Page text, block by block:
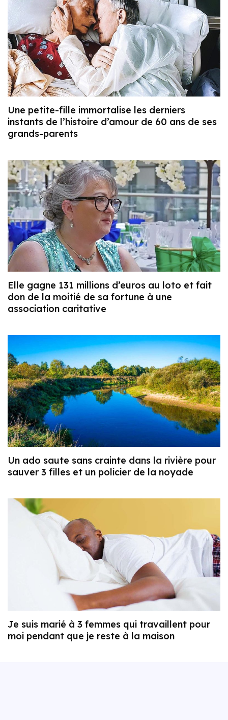
Une petite-fille immortalise les derniers
instants de l’histoire d’amour de 60 ans de ses
grands-parents
Elle gagne 131 millions d’euros au loto et fait
don de la moitié de sa fortune à une
association caritative
Un ado saute sans crainte dans la rivière pour
sauver 3 filles et un policier de la noyade
Je suis marié à 3 femmes qui travaillent pour
moi pendant que je reste à la maison